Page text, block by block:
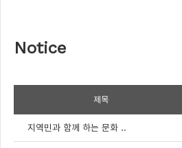
Notice
제목
지역민과 함께 하는 문화 ..